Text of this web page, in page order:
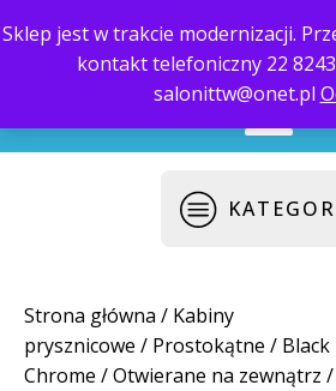
Sklep jest w trakcie modernizacji.
kontakt telefoniczny 22
salonittw@onet.pl
biuro@saloni.pl 22
Strona główna / Kabiny
prysznicowe / Prostokątne / Black
Chrome /Otwierane na zewnątrz